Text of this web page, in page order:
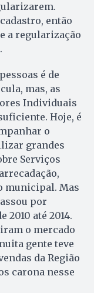
então
a regularização
é de
mas, as
Individuais
Hoje, é
o
grandes
Serviços
municipal. Mas
por
até 2014.
o mercado
gente teve
da Região
carona nesse